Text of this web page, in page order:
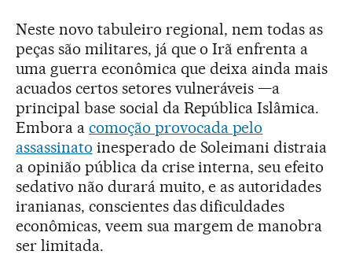
Neste novo tabuleiro regional, nem todas as
peças são militares, já que o Irã enfrenta a
uma guerra econômica que deixa ainda mais
acuados certos setores vulneráveis —a
principal base social da República Islâmica.
Embora a comoção provocada pelo
assassinato inesperado de Soleimani distraia
a opinião pública da crise interna, seu efeito
sedativo não durará muito, e as autoridades
iranianas, conscientes das dificuldades
econômicas, veem sua margem de manobra
ser limitada.